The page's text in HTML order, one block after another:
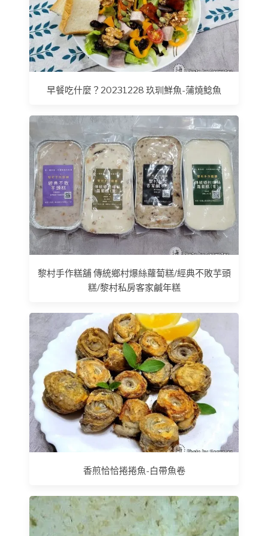
早餐吃什麼？20231228 玖玔鮮魚-蒲燒鯰魚
黎村手作糕舖 傳統鄉村爆絲蘿蔔糕/經典不敗芋頭
糕/黎村私房客家鹹年糕
香煎恰恰捲捲魚-白帶魚卷